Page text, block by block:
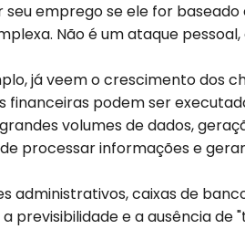
emprego se ele for
Não é um ataque
já veem o crescimento dos
podem ser
volumes de dados,
processar informações e
administrativos, caixas de
previsibilidade e a ausência